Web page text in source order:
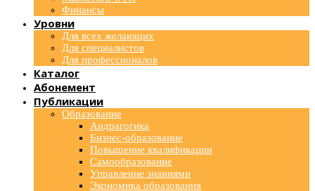
Финансы
Уровни
Для всех желающих
Для специалистов
Для профессионалов
Каталог
Абонемент
Публикации
Образование
Андрагогика
Бизнес-образование
Повышение квалификации
Самообразование
Управление знаниями
Экономика образования